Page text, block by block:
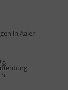
in Aalen